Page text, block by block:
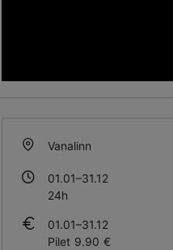
Vanalinn
01.01–31.12
24h
01.01–31.12
Pilet 9.90 €